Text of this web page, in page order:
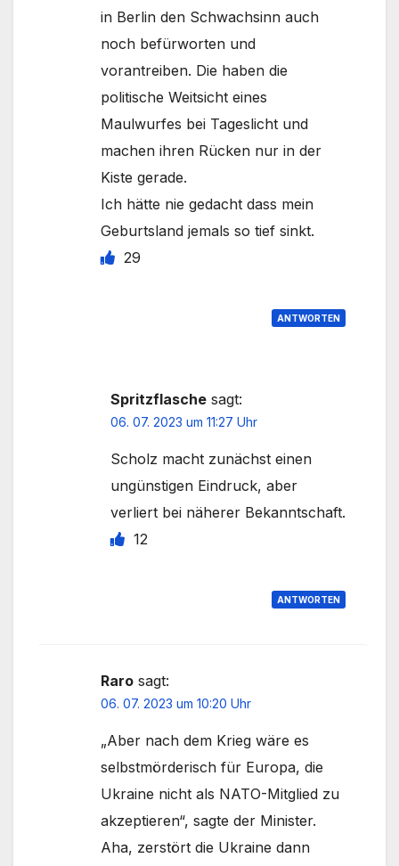
in Berlin den Schwachsinn auch
noch befürworten und
vorantreiben. Die haben die
politische Weitsicht eines
Maulwurfes bei Tageslicht und
machen ihren Rücken nur in der
Kiste gerade.
Ich hätte nie gedacht dass mein
Geburtsland jemals so tief sinkt.
29
ANTWORTEN
Spritzflasche sagt:
06. 07. 2023 um 11:27 Uhr
Scholz macht zunächst einen
ungünstigen Eindruck, aber
verliert bei näherer Bekanntschaft.
12
ANTWORTEN
Raro sagt:
06. 07. 2023 um 10:20 Uhr
„Aber nach dem Krieg wäre es
selbstmörderisch für Europa, die
Ukraine nicht als NATO-Mitglied zu
akzeptieren“, sagte der Minister.
Aha, zerstört die Ukraine dann